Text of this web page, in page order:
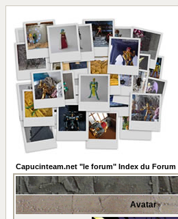
Capucinteam.net "le forum" Index du Forum
Avatar